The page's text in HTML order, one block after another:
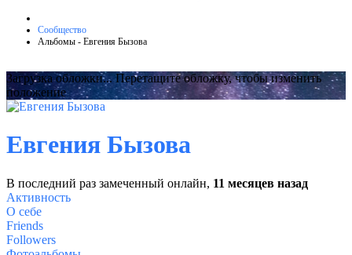
Сообщество
Альбомы - Евгения Бызова
Загрузка обложки... Перетащите обложку, чтобы изменить
положение
Евгения Бызова
В последний раз замеченный онлайн, 11 месяцев назад
Активность
О себе
Friends
Followers